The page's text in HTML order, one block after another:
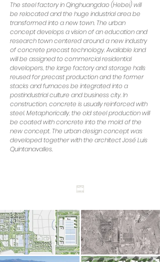
The steel factory in Qinghuangdao (Hebei) will
be relocated and the huge industrial area be
transformed into a new town. The urban
concept develops a vision of an education and
research town centered around a new industry
of concrete precast technology. Available land
will be assigned to commercial residential
developers, the large factory and storage halls
reused for precast production and the former
stacks and furnaces be integrated into a
postindustrial culture and business city. In
construction, concrete is usually reinforced with
steel. Metaphorically, the old steel production will
be coated with concrete into the mold of the
new concept. The urban design concept was
developed together with the architect José Luis
Quintanavalles.